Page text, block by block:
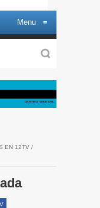
Menu ≡
EN 12TV /